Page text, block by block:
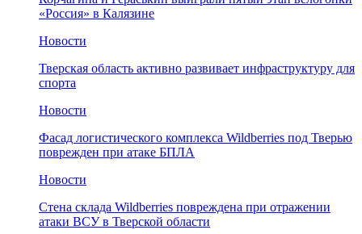
«Россия» в Калязине
Новости
Тверская область активно развивает инфраструктуру для
спорта
Новости
Фасад логистического комплекса Wildberries под Тверью
поврежден при атаке БПЛА
Новости
Стена склада Wildberries повреждена при отражении
атаки ВСУ в Тверской области